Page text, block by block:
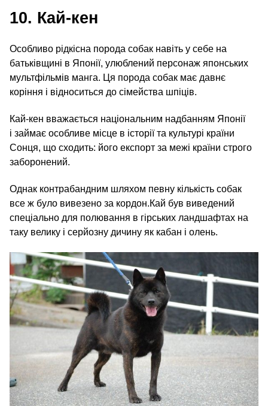
10. Кай-кен
Особливо рідкісна порода собак навіть у себе на
батьківщині в Японії, улюблений персонаж японських
мультфільмів манга. Ця порода собак має давнє
коріння і відноситься до сімейства шпіців.
Кай-кен вважається національним надбанням Японії
і займає особливе місце в історії та культурі країни
Сонця, що сходить: його експорт за межі країни строго
заборонений.
Однак контрабандним шляхом певну кількість собак
все ж було вивезено за кордон.Кай був виведений
спеціально для полювання в гірських ландшафтах на
таку велику і серйозну дичину як кабан і олень.